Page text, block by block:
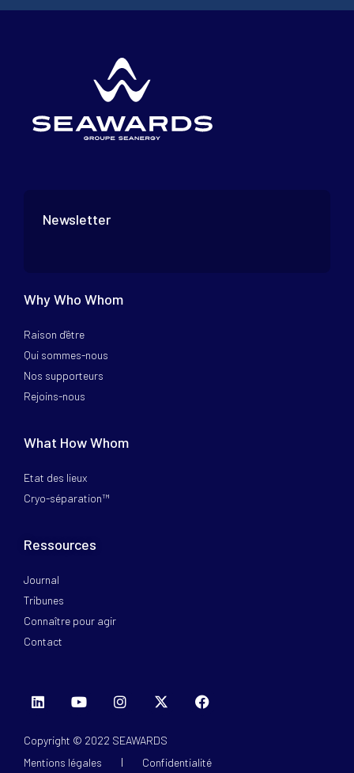
Newsletter
Why Who Whom
Raison d'être
Qui sommes-nous
Nos supporteurs
Rejoins-nous
What How Whom
Etat des lieux
Cryo-séparation™
Ressources
Journal
Tribunes
Connaître pour agir
Contact
Copyright © 2022 SEAWARDS
Mentions légales
Confidentialité